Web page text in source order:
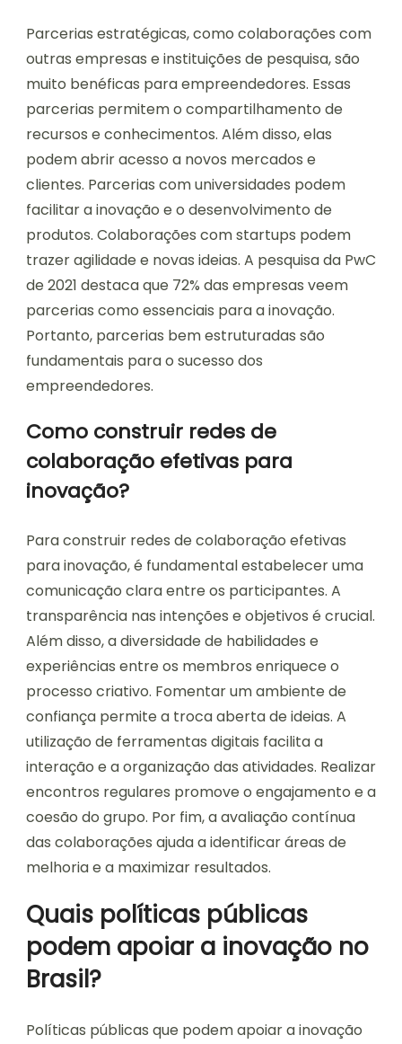
Parcerias estratégicas, como colaborações com
outras empresas e instituições de pesquisa, são
muito benéficas para empreendedores. Essas
parcerias permitem o compartilhamento de
recursos e conhecimentos. Além disso, elas
podem abrir acesso a novos mercados e
clientes. Parcerias com universidades podem
facilitar a inovação e o desenvolvimento de
produtos. Colaborações com startups podem
trazer agilidade e novas ideias. A pesquisa da PwC
de 2021 destaca que 72% das empresas veem
parcerias como essenciais para a inovação.
Portanto, parcerias bem estruturadas são
fundamentais para o sucesso dos
empreendedores.
Como construir redes de
colaboração efetivas para
inovação?
Para construir redes de colaboração efetivas
para inovação, é fundamental estabelecer uma
comunicação clara entre os participantes. A
transparência nas intenções e objetivos é crucial.
Além disso, a diversidade de habilidades e
experiências entre os membros enriquece o
processo criativo. Fomentar um ambiente de
confiança permite a troca aberta de ideias. A
utilização de ferramentas digitais facilita a
interação e a organização das atividades. Realizar
encontros regulares promove o engajamento e a
coesão do grupo. Por fim, a avaliação contínua
das colaborações ajuda a identificar áreas de
melhoria e a maximizar resultados.
Quais políticas públicas
podem apoiar a inovação no
Brasil?
Políticas públicas que podem apoiar a inovação